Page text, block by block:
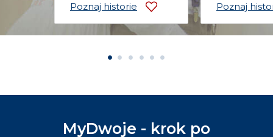
Poznaj historie Poznaj
1 2 3 4 5 6
MyDwoje - krok po